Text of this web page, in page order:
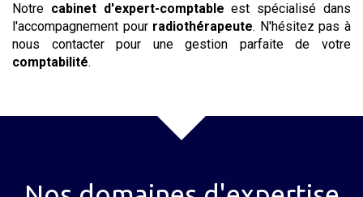
Notre cabinet d'expert-comptable est spécialisé dans
l'accompagnement pour radiothérapeute. N'hésitez pas à
nous contacter pour une gestion parfaite de votre
comptabilité.